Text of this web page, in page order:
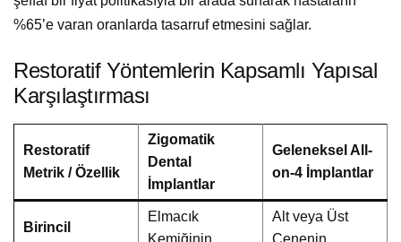
%65’e varan oranlarda tasarruf etmesini sağlar.
Restoratif Yöntemlerin Kapsamlı Yapısal
Karşılaştırması
Restoratif
Metrik / Özellik
Zigomatik
Dental
İmplantlar
Geleneksel All-
on-4 İmplantlar
Birincil
Elmacık
Kemiğinin
Alt veya Üst
Çenenin